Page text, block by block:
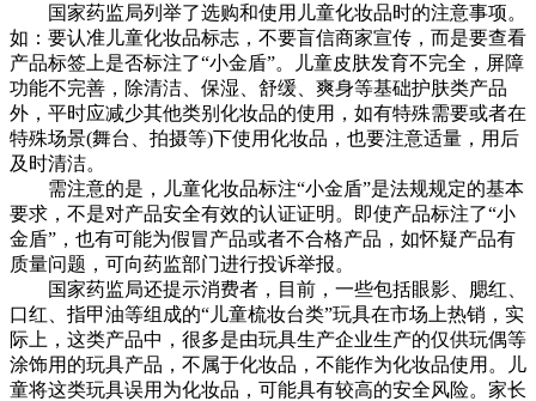
国家药监局列举了选购和使用儿童化妆品时的注意事项。
如：要认准儿童化妆品标志，不要盲信商家宣传，而是要查看
产品标签上是否标注了“小金盾”。儿童皮肤发育不完全，屏障
功能不完善，除清洁、保湿、舒缓、爽身等基础护肤类产品
外，平时应减少其他类别化妆品的使用，如有特殊需要或者在
特殊场景(舞台、拍摄等)下使用化妆品，也要注意适量，用后
及时清洁。
需注意的是，儿童化妆品标注“小金盾”是法规规定的基本
要求，不是对产品安全有效的认证证明。即使产品标注了“小
金盾”，也有可能为假冒产品或者不合格产品，如怀疑产品有
质量问题，可向药监部门进行投诉举报。
国家药监局还提示消费者，目前，一些包括眼影、腮红、
口红、指甲油等组成的“儿童梳妆台类”玩具在市场上热销，实
际上，这类产品中，很多是由玩具生产企业生产的仅供玩偶等
涂饰用的玩具产品，不属于化妆品，不能作为化妆品使用。儿
童将这类玩具误用为化妆品，可能具有较高的安全风险。家长